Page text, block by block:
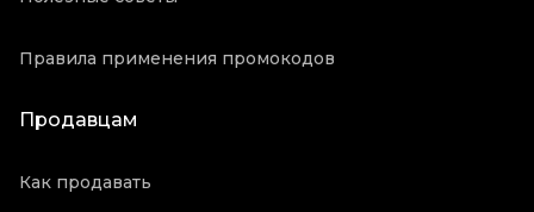
Правила применения промокодов
Продавцам
Как продавать